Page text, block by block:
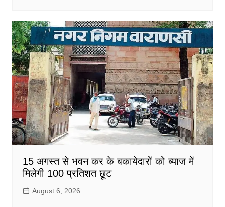
15 अगस्त से भवन कर के बकायेदारों को ब्याज में
मिलेगी 100 प्रतिशत छूट
August 6, 2026